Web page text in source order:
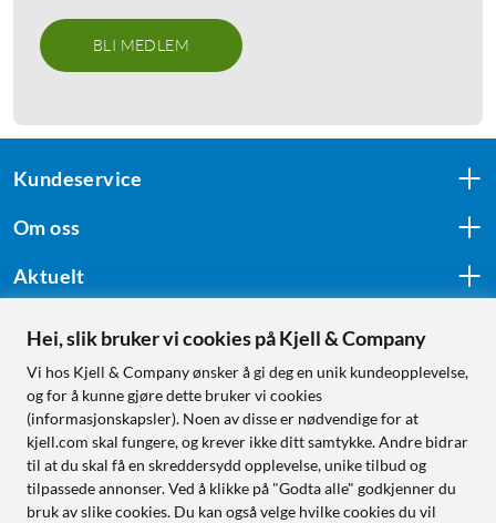
BLI MEDLEM
Kundeservice
Om oss
Aktuelt
Følg oss
Handle fra:
Sverige
Hei, slik bruker vi cookies på Kjell & Company
Vi hos Kjell & Company ønsker å gi deg en unik kundeopplevelse,
og for å kunne gjøre dette bruker vi cookies
(informasjonskapsler). Noen av disse er nødvendige for at
kjell.com skal fungere, og krever ikke ditt samtykke. Andre bidrar
til at du skal få en skreddersydd opplevelse, unike tilbud og
tilpassede annonser. Ved å klikke på "Godta alle" godkjenner du
bruk av slike cookies. Du kan også velge hvilke cookies du vil